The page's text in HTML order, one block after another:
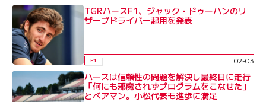
TGRハースF1、ジャック・ドゥーハンのリ
ザーブドライバー起用を発表
F1 02-03
ハースは信頼性の問題を解決し最終日に走行
「何にも邪魔されずプログラムをこなせた」
とベアマン。小松代表も進歩に満足